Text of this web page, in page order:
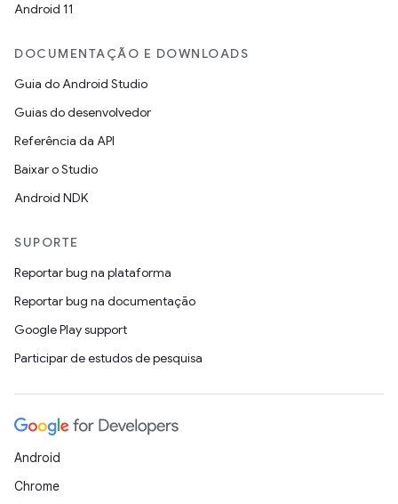
Android 11
DOCUMENTAÇÃO E DOWNLOADS
Guia do Android Studio
Guias do desenvolvedor
Referência da API
Baixar o Studio
Android NDK
SUPORTE
Reportar bug na plataforma
Reportar bug na documentação
Google Play support
Participar de estudos de pesquisa
Android
Chrome